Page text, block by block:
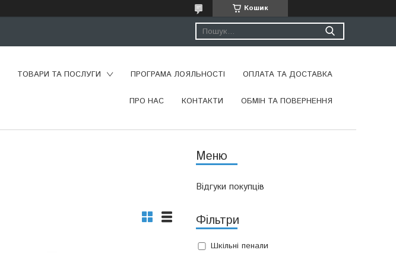
Кошик
ТОВАРИ ТА ПОСЛУГИ ПРОГРАМА ЛОЯЛЬНОСТІ ОПЛАТА ТА ДОСТАВКА
ПРО НАС КОНТАКТИ ОБМІН ТА ПОВЕРНЕННЯ
Відгуки покупців
Фільтри
Шкільні пенали